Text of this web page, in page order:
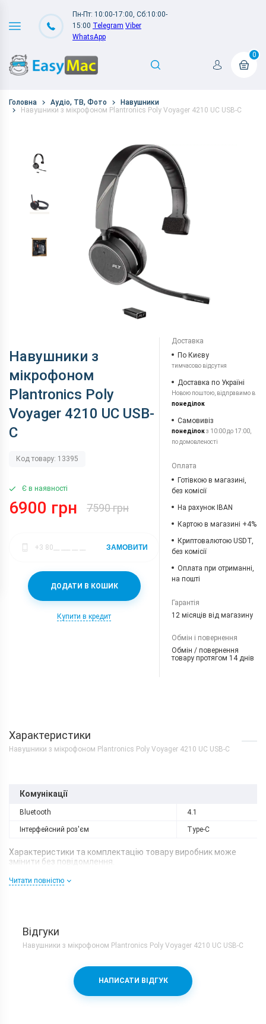
Пн-Пт: 10:00-17:00, Сб:10:00-
15:00 Telegram Viber
WhatsApp
0
Головна Аудіо, ТВ, Фото
Навушники
Навушники з мікрофоном Plantronics Poly Voyager 4210 UC USB-C
Навушники з
мікрофоном
Plantronics Poly
Voyager 4210 UC USB-
C
Код товару: 13395
Є в наявності
6900 грн 7590 грн
ДОДАТИ В КОШИК
Купити в кредит
ЗАМОВИТИ
Доставка
По Києву
тимчасово відсутня
Доставка по Україні
Новою поштою, відправимо в
понеділок
Самовивіз
понеділокз 10:00 до 17:00,
по домовленості
Оплата
Готівкою в магазині,
без комісії
На рахунок IBAN
Картою в магазині +4%
Криптовалютою USDT,
без комісії
Оплата при отриманні,
на пошті
Гарантія
12 місяців від магазину
Обмін і повернення
Обмін / повернення
товару протягом 14 днів
Характеристики
Навушники з мікрофоном Plantronics Poly Voyager 4210 UC USB-C
Комунікації
Bluetooth 4.1
Інтерфейсний роз'єм Type-C
Характеристики та комплектацію товару виробник може
змінити без повідомлення.
Читати повністю
Відгуки
Навушники з мікрофоном Plantronics Poly Voyager 4210 UC USB-C
НАПИСАТИ ВІДГУК